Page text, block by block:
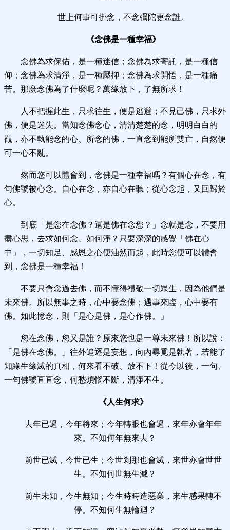
世上何事可掛念，不念彌陀更念誰。
《念佛是一種幸福》
念佛為求保佑，是一種迷信；念佛為求寄託，是一種信
仰；念佛為求清淨，是一種壓抑；念佛為求開悟，是一種痛
苦。那麼念佛為了什麼呢？萬緣放下，了無所求！
人不把握此生，只求往生，便是逃避；不見己佛，只求外
佛，便是迷失。當知念佛念心，清清楚楚的念，明明白白的
觀，亦不執能念的心、所念的佛，一直念到能所雙亡，自然便
可一心不亂。
然而您可以體會到，念佛是一種幸福嗎？有個心在念，有
句佛號被心念。自心在念，亦自心在聽；從心念起，又回歸於
心。
到底「是您在念佛？還是佛在念您？」念就是念，不要用
盡心思，去求如何念、如何淨？只要深深的感覺「佛在心
中」，一切知足、感恩之心便油然而起，此時您便可以體會
到，念佛是一種幸福！
不要只會念過去佛，而不懂得禮敬一切眾生，因為他們是
未來佛。所以無事之時，心中要念佛；遇事來臨，心中要有
佛。如此憶念，則「是心是佛，是心作佛。」
您在念佛，您又是誰？原來您也是一尊未來佛！所以說：
「是佛在念佛。」往外追逐是妄想，向內尋覓是執著，若能了
知緣生緣滅的真相，何來看不破、放不下！從今以後，一句、
一句佛號直直念，何愁煩惱不斷，清淨不生。
《人生何求》
去年已過，今年將來；今年轉眼也會過，來年亦會年年
來。不知何年無來去？
前世已滅，今世已生；今世剎那也會滅，來世亦會世世
生。不知何世無生滅？
前生未知，今生無知；今生時時造惡業，來生感果轉不
停。不知何生無輪迴？